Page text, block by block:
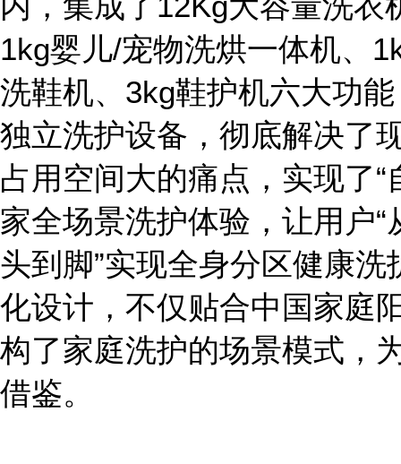
1kg婴儿/宠物洗烘一体机、
洗鞋机、3kg鞋护机六大功
独立洗护设备，彻底解决了
占用空间大的痛点，实现了
家全场景洗护体验，让用户
头到脚”实现全身分区健康
化设计，不仅贴合中国家庭
构了家庭洗护的场景模式，
借鉴。